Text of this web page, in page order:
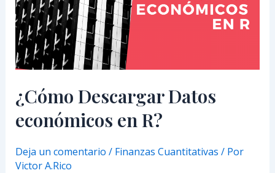
¿Cómo Descargar Datos
económicos en R?
Deja un comentario / Finanzas Cuantitativas / Por
Victor A.Rico
R?